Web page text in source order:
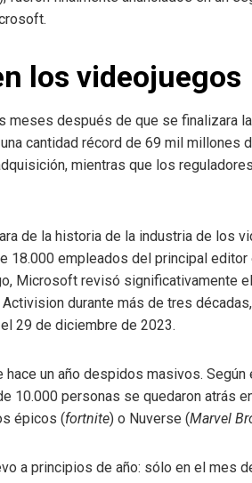
los videojuegos
meses después de que se finalizara
cantidad récord de 69 mil millones
mientras que los
de la historia de la industria de los
18.000 empleados del principal
Microsoft revisó significativamente
durante más de tres
29 de diciembre de 2023.
un año despidos masivos.
10.000 personas se quedaron atrás
épicos (fortnite) o Nuverse (Marvel
a principios de año: sólo en el mes